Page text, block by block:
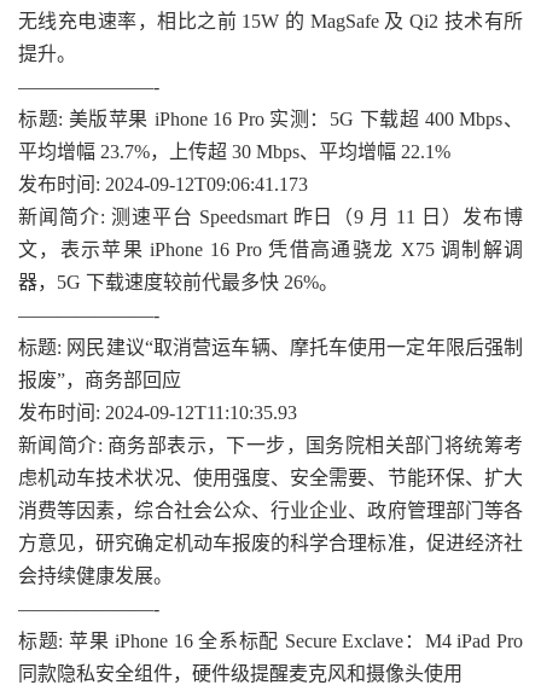
无线充电速率，相比之前 15W 的 MagSafe 及 Qi2 技术有所
提升。
———————-
标题: 美版苹果 iPhone 16 Pro 实测：5G 下载超 400 Mbps、
平均增幅 23.7%，上传超 30 Mbps、平均增幅 22.1%
发布时间: 2024-09-12T09:06:41.173
新闻简介: 测速平台 Speedsmart 昨日（9 月 11 日）发布博
文，表示苹果 iPhone 16 Pro 凭借高通骁龙 X75 调制解调
器，5G 下载速度较前代最多快 26%。
———————-
标题: 网民建议“取消营运车辆、摩托车使用一定年限后强制
报废”，商务部回应
发布时间: 2024-09-12T11:10:35.93
新闻简介: 商务部表示，下一步，国务院相关部门将统筹考
虑机动车技术状况、使用强度、安全需要、节能环保、扩大
消费等因素，综合社会公众、行业企业、政府管理部门等各
方意见，研究确定机动车报废的科学合理标准，促进经济社
会持续健康发展。
———————-
标题: 苹果 iPhone 16 全系标配 Secure Exclave：M4 iPad Pro
同款隐私安全组件，硬件级提醒麦克风和摄像头使用